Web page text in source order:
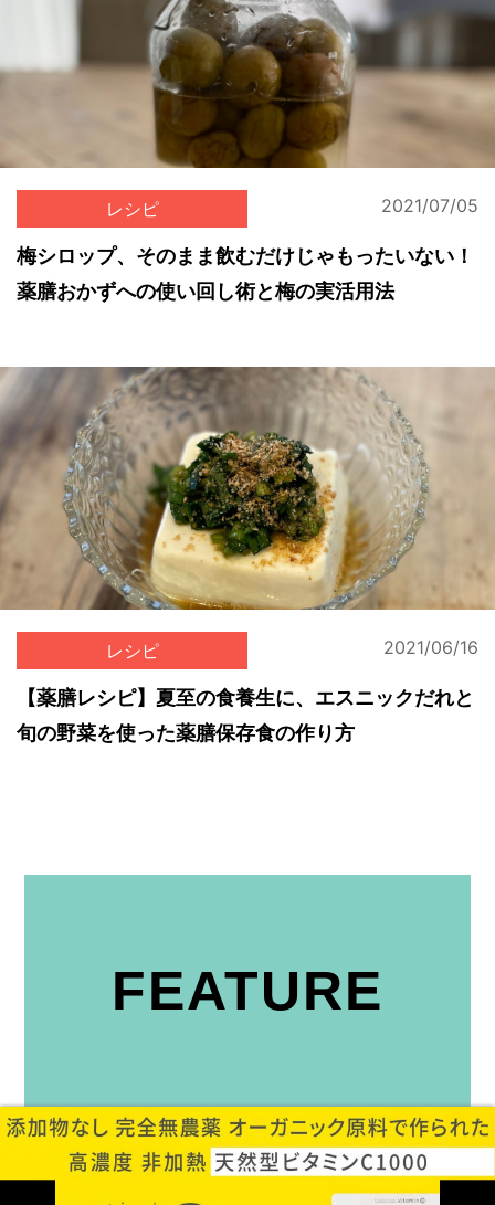
レシピ 2021/07/05
梅シロップ、そのまま飲むだけじゃもったいない！
薬膳おかずへの使い回し術と梅の実活用法
レシピ 2021/06/16
【薬膳レシピ】夏至の食養生に、エスニックだれと
旬の野菜を使った薬膳保存食の作り方
FEATURE